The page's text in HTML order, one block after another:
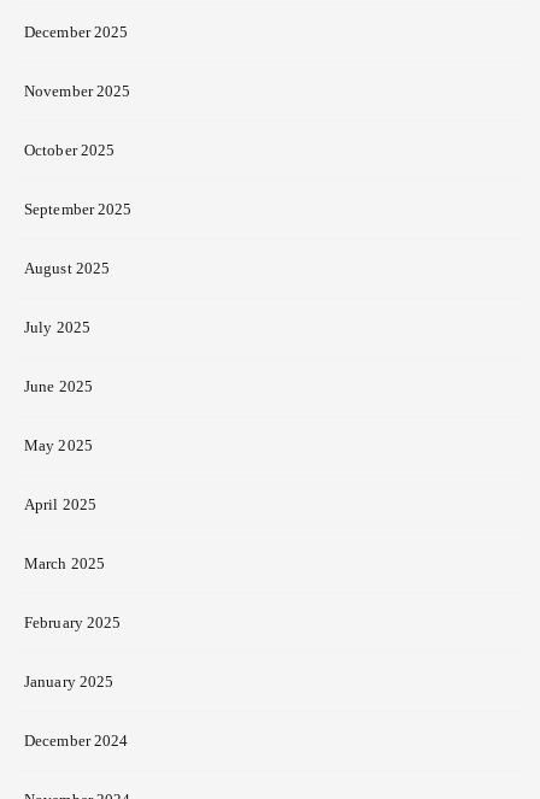
December 2025
November 2025
October 2025
September 2025
August 2025
July 2025
June 2025
May 2025
April 2025
March 2025
February 2025
January 2025
December 2024